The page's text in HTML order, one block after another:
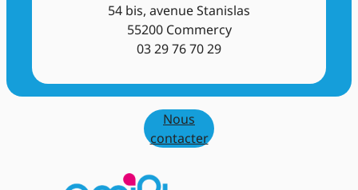
54 bis, avenue Stanislas
55200 Commercy
03 29 76 70 29
Nous
contacter